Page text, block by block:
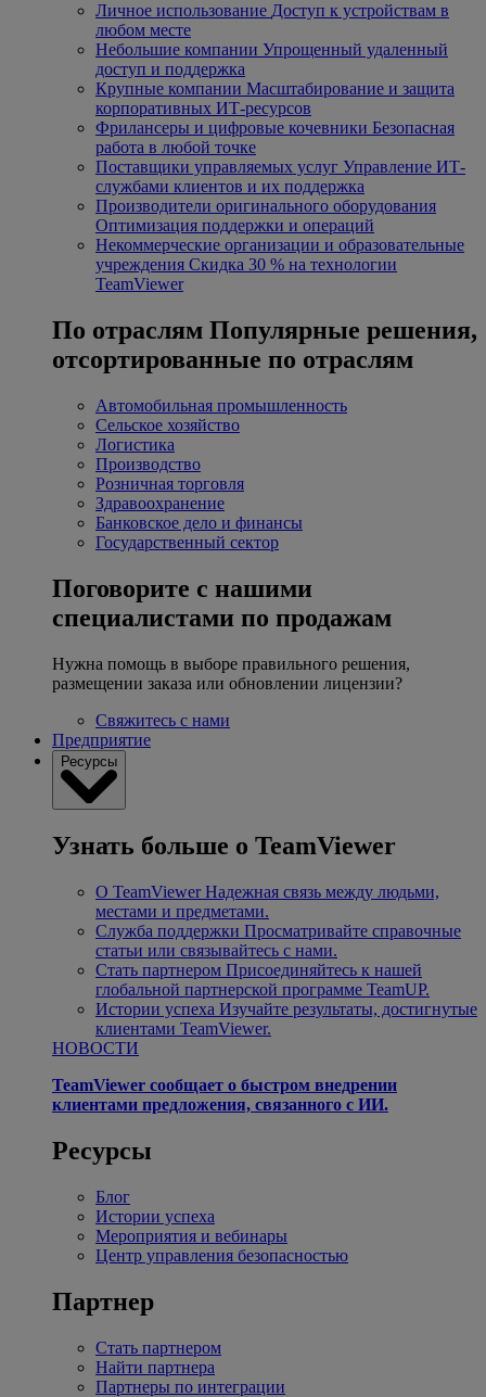
Личное использование Доступ к устройствам в
любом месте
Небольшие компании Упрощенный удаленный
доступ и поддержка
Крупные компании Масштабирование и защита
корпоративных ИТ-ресурсов
Фрилансеры и цифровые кочевники Безопасная
работа в любой точке
Поставщики управляемых услуг Управление ИТ-
службами клиентов и их поддержка
Производители оригинального оборудования
Оптимизация поддержки и операций
Некоммерческие организации и образовательные
учреждения Скидка 30 % на технологии
TeamViewer
По отраслям Популярные решения,
отсортированные по отраслям
Автомобильная промышленность
Сельское хозяйство
Логистика
Производство
Розничная торговля
Здравоохранение
Банковское дело и финансы
Государственный сектор
Поговорите с нашими
специалистами по продажам
Нужна помощь в выборе правильного решения,
размещении заказа или обновлении лицензии?
Свяжитесь с нами
Предприятие
Ресурсы
Узнать больше о TeamViewer
О TeamViewer Надежная связь между людьми,
местами и предметами.
Служба поддержки Просматривайте справочные
статьи или связывайтесь с нами.
Стать партнером Присоединяйтесь к нашей
глобальной партнерской программе TeamUP.
Истории успеха Изучайте результаты, достигнутые
клиентами TeamViewer.
НОВОСТИ
TeamViewer сообщает о быстром внедрении
клиентами предложения, связанного с ИИ.
Ресурсы
Блог
Истории успеха
Мероприятия и вебинары
Центр управления безопасностью
Партнер
Стать партнером
Найти партнера
Партнеры по интеграции